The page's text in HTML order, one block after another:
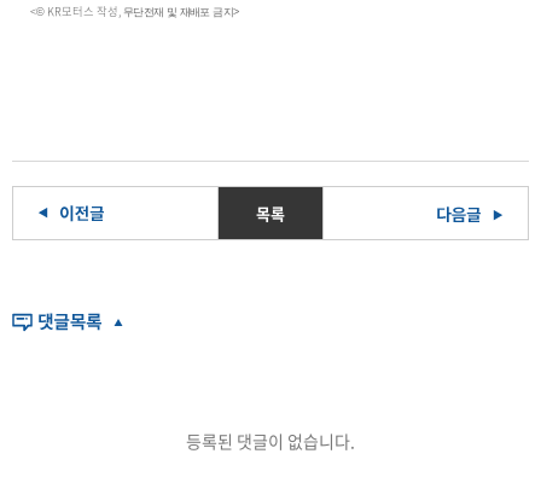
<© KR모터스 작성, 무단전재 및 재배포 금지>
목록
등록된 댓글이 없습니다.